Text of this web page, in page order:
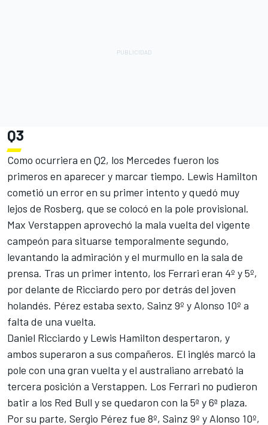
Q3
Como ocurriera en Q2, los Mercedes fueron los
primeros en aparecer y marcar tiempo. Lewis Hamilton
cometió un error en su primer intento y quedó muy
lejos de Rosberg, que se colocó en la pole provisional.
Max Verstappen aprovechó la mala vuelta del vigente
campeón para situarse temporalmente segundo,
levantando la admiración y el murmullo en la sala de
prensa. Tras un primer intento, los Ferrari eran 4º y 5º,
por delante de Ricciardo pero por detrás del joven
holandés. Pérez estaba sexto, Sainz 9º y Alonso 10º a
falta de una vuelta.
Daniel Ricciardo y Lewis Hamilton despertaron, y
ambos superaron a sus compañeros. El inglés marcó la
pole con una gran vuelta y el australiano arrebató la
tercera posición a Verstappen. Los Ferrari no pudieron
batir a los Red Bull y se quedaron con la 5ª y 6ª plaza.
Por su parte, Sergio Pérez fue 8º, Sainz 9º y Alonso 10º,